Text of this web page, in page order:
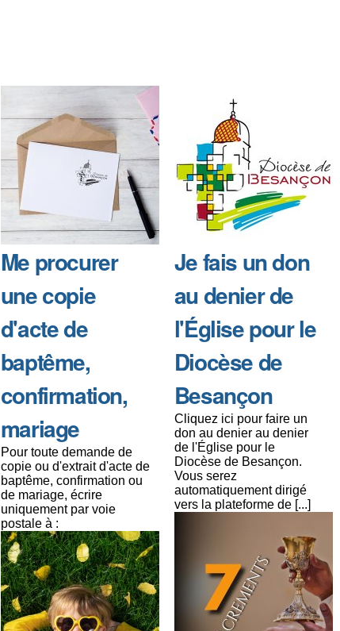
Me procurer
une copie
d'acte de
baptême,
confirmation,
mariage
Pour toute demande de
copie ou d'extrait d'acte de
baptême, confirmation ou
de mariage, écrire
uniquement par voie
postale à :
Je fais un don
au denier de
l'Église pour le
Diocèse de
Besançon
Cliquez ici pour faire un
don au denier au denier
de l'Église pour le
Diocèse de Besançon.
Vous serez
automatiquement dirigé
vers la plateforme de [...]